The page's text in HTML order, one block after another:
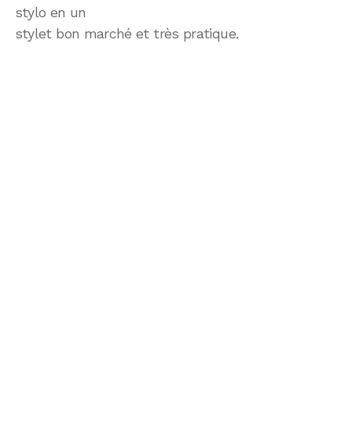
stylo en un
stylet bon marché et très pratique.